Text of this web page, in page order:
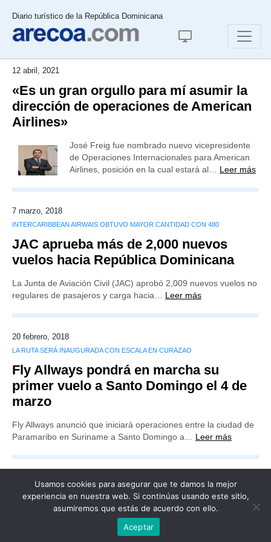
Diario turístico de la República Dominicana
12 abril, 2021
«Es un gran orgullo para mí asumir la
dirección de operaciones de American
Airlines»
José Freig fue nombrado nuevo vicepresidente
de Operaciones Internacionales para American
Airlines, posición en la cual estará al… Leer más
7 marzo, 2018
INTERCARIBBEAN AIRWAIS OBTUVO MAYOR CANTIDAD CON 480
JAC aprueba más de 2,000 nuevos
vuelos hacia República Dominicana
La Junta de Aviación Civil (JAC) aprobó 2,009 nuevos vuelos no
regulares de pasajeros y carga hacia… Leer más
20 febrero, 2018
LA RUTA SERÁ INAUGURADA CON ESCALA EN CURAZAO
Fly Allways pondrá en marcha su
primer vuelo a Santo Domingo el 4 de
marzo
Fly Allways anunció que iniciará operaciones entre la ciudad de
Paramaribo en Suriname a Santo Domingo a… Leer más
Usamos cookies para asegurar que te damos la mejor
experiencia en nuestra web. Si continúas usando este sitio,
asumiremos que estás de acuerdo con ello.
Aceptar
Publicidad Redacción Contacto
Todos los derechos reservados
Grupo Preferente